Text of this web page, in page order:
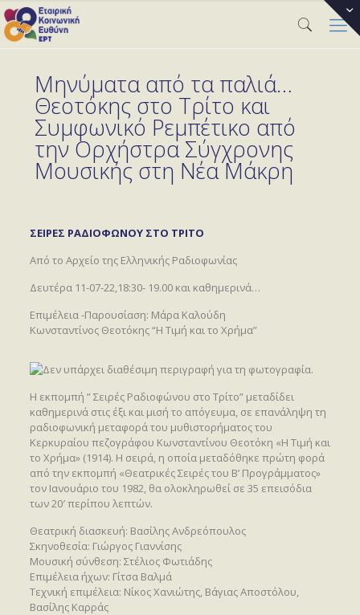
Μηνύματα από τα παλιά…
Θεοτόκης στο Τρίτο και
Συμφωνικό Ρεμπέτικο από
την Ορχήστρα Σύγχρονης
Μουσικής στη Νέα Μάκρη
ΣΕΙΡΕΣ ΡΑΔΙΟΦΩΝΟΥ ΣΤΟ ΤΡΙΤΟ
Aπό το Αρχείο της Ελληνικής Ραδιοφωνίας
Δευτέρα 11-07-22,18:30- 19.00 και καθημερινά…
Επιμέλεια -Παρουσίαση: Μάρα Καλούδη
Κωνσταντίνος Θεοτόκης “Η Τιμή και το Χρήμα”
H εκπομπή ” Σειρές Ραδιοφώνου στο Τρίτο” μεταδίδει
καθημερινά στις έξι και μισή το απόγευμα, σε επανάληψη τη
ραδιοφωνική μεταφορά του μυθιστορήματος του
Κερκυραίου πεζογράφου Κωνσταντίνου Θεοτόκη «Η Τιμή και
το Χρήμα» (1914). Η σειρά, η οποία μεταδόθηκε πρώτη φορά
από την εκπομπή «Θεατρικές Σειρές του Β’ Προγράμματος»
τον Ιανουάριο του 1982, θα ολοκληρωθεί σε 35 επεισόδια
των 20′ περίπου λεπτών.
Θεατρική διασκευή: Βασίλης Ανδρεόπουλος
Σκηνοθεσία: Γιώργος Γιαννίσης
Μουσική σύνθεση: Στέλιος Φωτιάδης
Επιμέλεια ήχων: Γίτσα Βαλμά
Τεχνική επιμέλεια: Νίκος Χανιώτης, Βάγιας Αποστόλου,
Βασίλης Καρράς